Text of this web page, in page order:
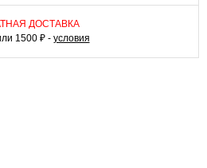
гардероб.
ДОСТАВКА
1500 ₽ - условия